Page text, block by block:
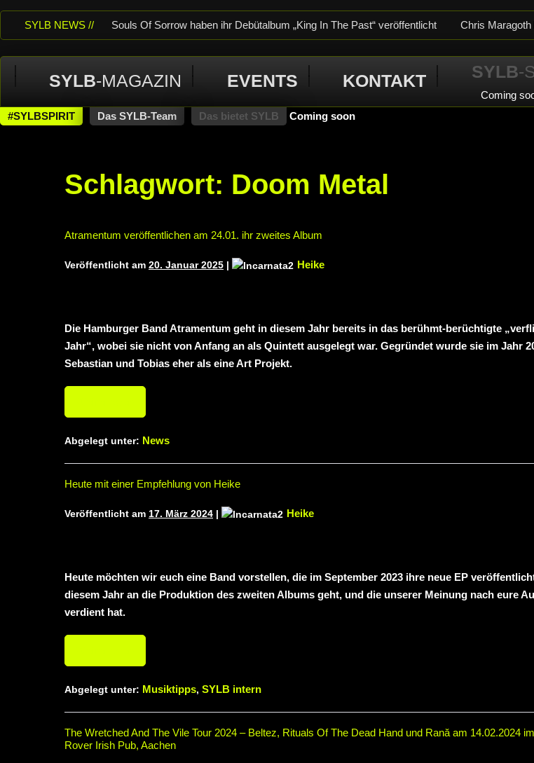
SYLB NEWS // Souls Of Sorrow haben ihr Debütalbum „King In The Past“ veröffentlicht Chris Maragoth
TerrortwinZ EP-Releaseshow am 22.11.2025 im Parkhaus Meiderich, Duisburg (Vorbericht)
neuem Album „Rise Of Independence“ Necrotic Woods, Vendul und Altruist am
SYLB-MAGAZIN EVENTS KONTAKT SYLB-
Coming
#SYLBSPIRIT Das SYLB-Team Das bietet SYLB Coming soon
Schlagwort: Doom Metal
Atramentum veröffentlichen am 24.01. ihr zweites Album
Veröffentlicht am 20. Januar 2025 | Heike
Die Hamburger Band Atramentum geht in diesem Jahr bereits in das berühmt-berüchtigte
Jahr“, wobei sie nicht von Anfang an als Quintett ausgelegt war. Gegründet wurde sie im Jahr
Sebastian und Tobias eher als eine Art Projekt.
Abgelegt unter: News
Heute mit einer Empfehlung von Heike
Veröffentlicht am 17. März 2024 | Heike
Heute möchten wir euch eine Band vorstellen, die im September 2023 ihre neue EP
diesem Jahr an die Produktion des zweiten Albums geht, und die unserer Meinung nach eure
verdient hat.
Abgelegt unter: Musiktipps, SYLB intern
The Wretched And The Vile Tour 2024 – Beltez, Rituals Of The Dead Hand und Rană am 14.02.2024
Rover Irish Pub, Aachen